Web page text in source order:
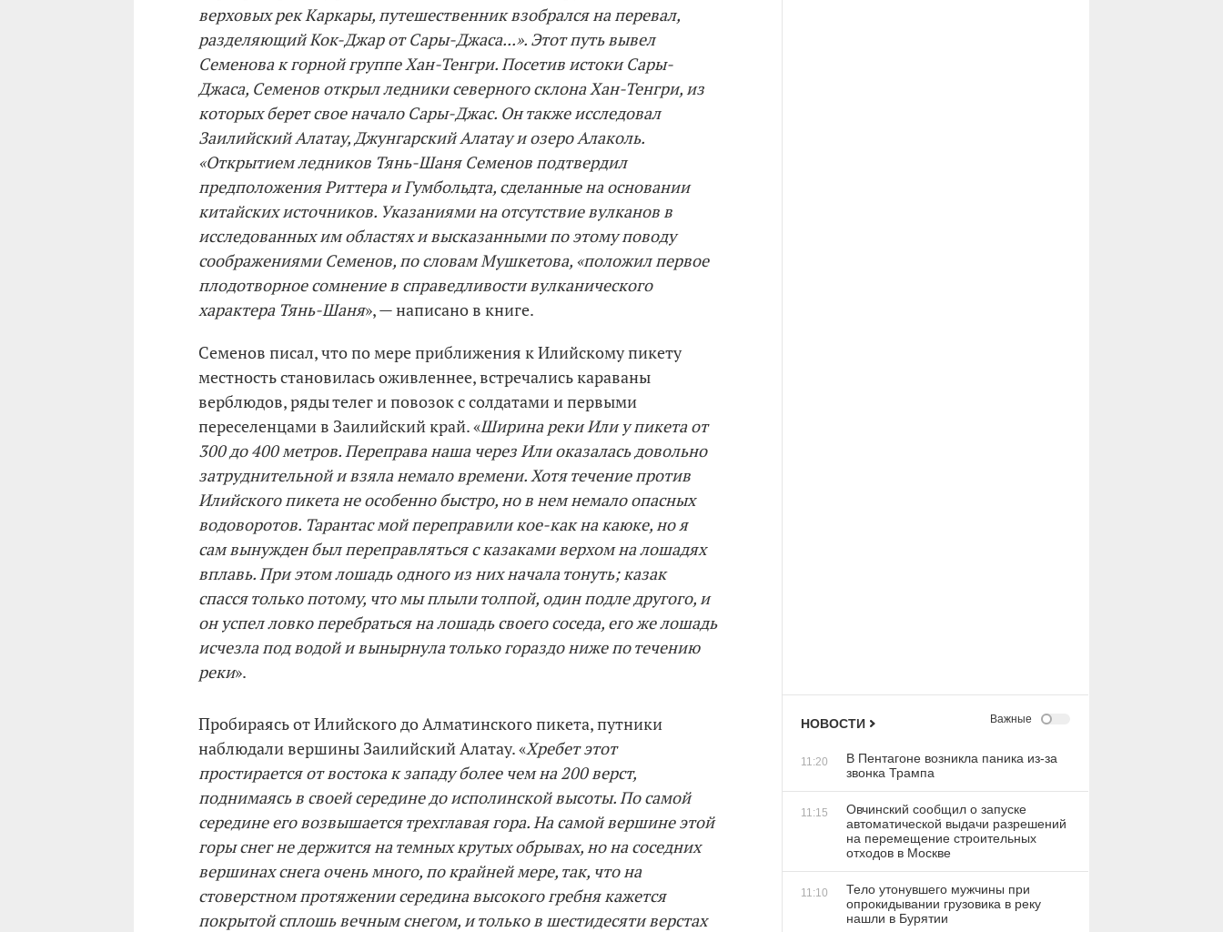
верховых рек Каркары, путешественник взобрался на перевал,
разделяющий Кок-Джар от Сары-Джаса...». Этот путь вывел
Семенова к горной группе Хан-Тенгри. Посетив истоки Сары-
Джаса, Семенов открыл ледники северного склона Хан-Тенгри, из
которых берет свое начало Сары-Джас. Он также исследовал
Заилийский Алатау, Джунгарский Алатау и озеро Алаколь.
«Открытием ледников Тянь-Шаня Семенов подтвердил
предположения Риттера и Гумбольдта, сделанные на основании
китайских источников. Указаниями на отсутствие вулканов в
исследованных им областях и высказанными по этому поводу
соображениями Семенов, по словам Мушкетова, «положил первое
плодотворное сомнение в справедливости вулканического
характера Тянь-Шаня», — написано в книге.
Семенов писал, что по мере приближения к Илийскому пикету
местность становилась оживленнее, встречались караваны
верблюдов, ряды телег и повозок с солдатами и первыми
переселенцами в Заилийский край. «Ширина реки Или у пикета от
300 до 400 метров. Переправа наша через Или оказалась довольно
затруднительной и взяла немало времени. Хотя течение против
Илийского пикета не особенно быстро, но в нем немало опасных
водоворотов. Тарантас мой переправили кое-как на каюке, но я
сам вынужден был переправляться с казаками верхом на лошадях
вплавь. При этом лошадь одного из них начала тонуть; казак
спасся только потому, что мы плыли толпой, один подле другого, и
он успел ловко перебраться на лошадь своего соседа, его же лошадь
исчезла под водой и вынырнула только гораздо ниже по течению
реки».
Пробираясь от Илийского до Алматинского пикета, путники
наблюдали вершины Заилийский Алатау. «Хребет этот
простирается от востока к западу более чем на 200 верст,
поднимаясь в своей середине до исполинской высоты. По самой
середине его возвышается трехглавая гора. На самой вершине этой
горы снег не держится на темных крутых обрывах, но на соседних
вершинах снега очень много, по крайней мере, так, что на
стоверстном протяжении середина высокого гребня кажется
покрытой сплошь вечным снегом, и только в шестидесяти верстах
НОВОСТИ Важные
11:20
В Пентагоне возникла паника из-за
звонка Трампа
11:15
Овчинский сообщил о запуске
автоматической выдачи разрешений
на перемещение строительных
отходов в Москве
11:10
Тело утонувшего мужчины при
опрокидывании грузовика в реку
нашли в Бурятии